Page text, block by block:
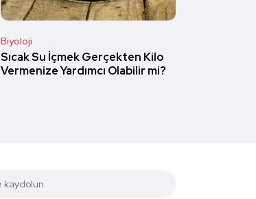
Biyoloji
Sıcak Su İçmek Gerçekten Kilo
Vermenize Yardımcı Olabilir mi?